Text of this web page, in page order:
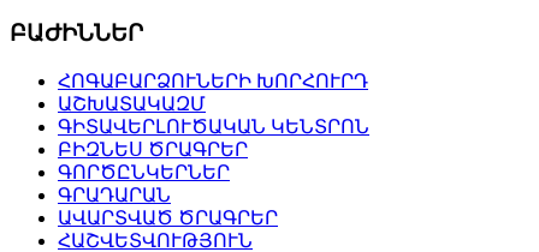
ԲԱԺԻՆՆԵՐ
ՀՈԳԱԲԱՐՁՈՒՆԵՐԻ ԽՈՐՀՈՒՐԴ
ԱՇԽԱՏԱԿԱԶՄ
ԳԻՏԱՎԵՐԼՈՒԾԱԿԱՆ ԿԵՆՏՐՈՆ
ԲԻԶՆԵՍ ԾՐԱԳՐԵՐ
ԳՈՐԾԸՆԿԵՐՆԵՐ
ԳՐԱԴԱՐԱՆ
ԱՎԱՐՏՎԱԾ ԾՐԱԳՐԵՐ
ՀԱՇՎԵՏՎՈՒԹՅՈՒՆ